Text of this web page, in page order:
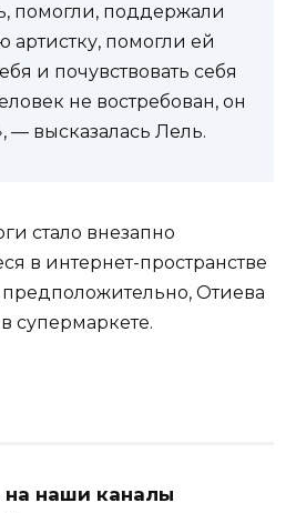
помогли, поддержали
артистку, помогли ей
и почувствовать себя
не востребован, он
— высказалась Лель.
стало внезапно
в интернет-пространстве
Отиева
супермаркете.
наши каналы